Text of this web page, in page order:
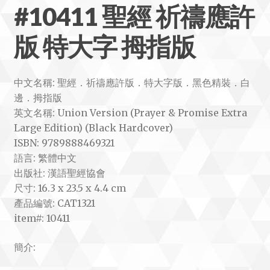
#10411 聖經 祈禱應許
版 特大字 拇指版
中文名稱: 聖經．祈禱應許版．特大字版．黑色精裝．白
邊．拇指版
英文名稱: Union Version (Prayer & Promise Extra
Large Edition) (Black Hardcover)
ISBN: 9789888469321
語言: 繁體中文
出版社: 漢語聖經協會
尺寸: 16.3 x 23.5 x 4.4 cm
產品編號: CAT1321
item#: 10411
簡介: